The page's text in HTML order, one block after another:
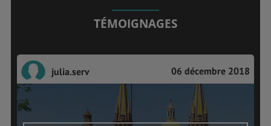
TÉMOIGNAGES
julia.serv 06 décembre 2018